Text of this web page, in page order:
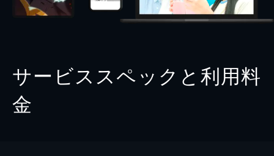
サービススペックと利用料
金